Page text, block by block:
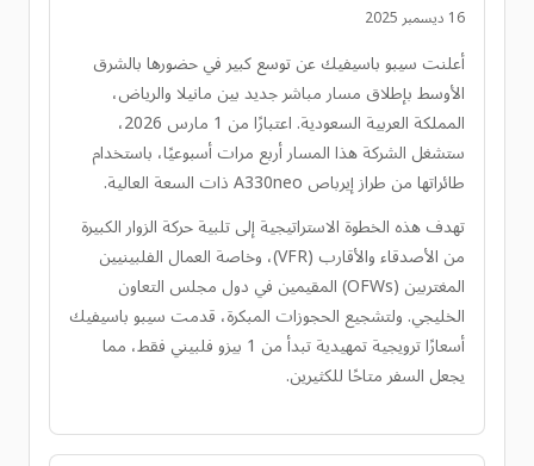
16 ديسمبر 2025
أعلنت سيبو باسيفيك عن توسع كبير في حضورها بالشرق
الأوسط بإطلاق مسار مباشر جديد بين مانيلا والرياض،
المملكة العربية السعودية. اعتبارًا من 1 مارس 2026،
ستشغل الشركة هذا المسار أربع مرات أسبوعيًا، باستخدام
طائراتها من طراز إيرباص A330neo ذات السعة العالية.
تهدف هذه الخطوة الاستراتيجية إلى تلبية حركة الزوار الكبيرة
من الأصدقاء والأقارب (VFR)، وخاصة العمال الفلبينيين
المغتربين (OFWs) المقيمين في دول مجلس التعاون
الخليجي. ولتشجيع الحجوزات المبكرة، قدمت سيبو باسيفيك
أسعارًا ترويجية تمهيدية تبدأ من 1 بيزو فلبيني فقط، مما
يجعل السفر متاحًا للكثيرين.